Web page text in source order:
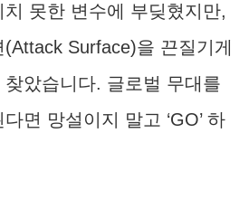
못한 변수에 부딪혔지만,
Surface)을 끈질기게
았습니다. 글로벌 무대를
면 망설이지 말고 ‘GO’ 하